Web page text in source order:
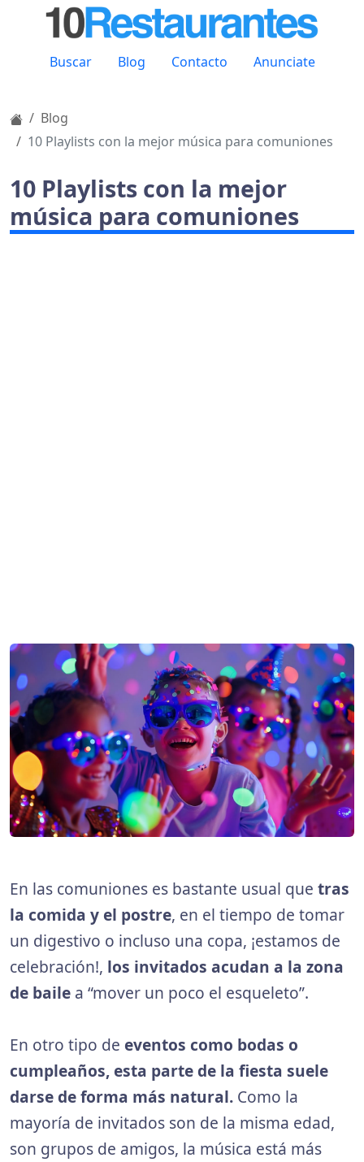
Buscar Blog Contacto Anunciate
Blog
10 Playlists con la mejor música para comuniones
10 Playlists con la mejor
música para comuniones
En las comuniones es bastante usual que tras
la comida y el postre, en el tiempo de tomar
un digestivo o incluso una copa, ¡estamos de
celebración!, los invitados acudan a la zona
de baile a “mover un poco el esqueleto”.
En otro tipo de eventos como bodas o
cumpleaños, esta parte de la fiesta suele
darse de forma más natural. Como la
mayoría de invitados son de la misma edad,
son grupos de amigos, la música está más